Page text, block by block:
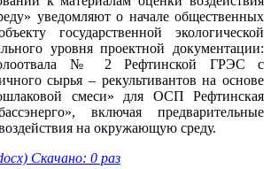
уведомляют о начале общественных
государственной экологической
уровня проектной документации:
золоотвала № 2 Рефтинской ГРЭС с
сырья – рекультивантов на основе
смеси» для ОСП Рефтинская
включая предварительные
на окружающую среду.
Скачано: 0 раз